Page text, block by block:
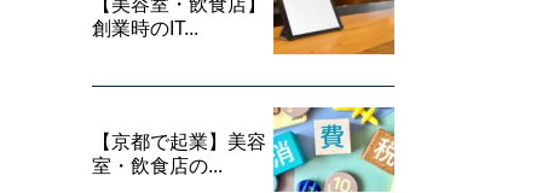
【美容室・飲食店】
創業時のIT...
【京都で起業】美容
室・飲食店の...